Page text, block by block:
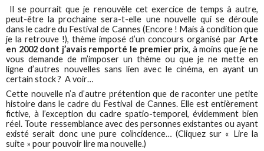
Il se pourrait que je renouvèle cet exercice de temps à autre,
peut-être la prochaine sera-t-elle une nouvelle qui se déroule
dans le cadre du Festival de Cannes (Encore ! Mais à condition que
je la retrouve !), thème imposé d’un concours organisé par Arte
en 2002 dont j’avais remporté le premier prix, à moins que je ne
vous demande de m’imposer un thème ou que je ne mette en
ligne d’autres nouvelles sans lien avec le cinéma, en ayant un
certain stock ? A voir…
Cette nouvelle n’a d’autre prétention que de raconter une petite
histoire dans le cadre du Festival de Cannes. Elle est entièrement
fictive, à l’exception du cadre spatio-temporel, évidemment bien
réel. Toute ressemblance avec des personnes existantes ou ayant
existé serait donc une pure coïncidence… (Cliquez sur « Lire la
suite » pour pouvoir lire ma nouvelle.)